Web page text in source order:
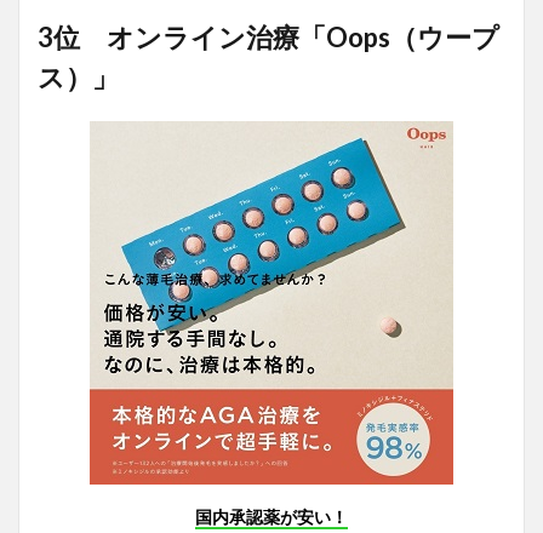
3位 オンライン治療「Oops（ウープ
ス）」
国内承認薬が安い！